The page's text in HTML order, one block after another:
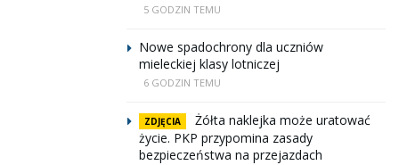
5 GODZIN TEMU
Nowe spadochrony dla uczniów
mieleckiej klasy lotniczej
6 GODZIN TEMU
ZDJĘCIA
Żółta naklejka może uratować
życie. PKP przypomina zasady
bezpieczeństwa na przejazdach